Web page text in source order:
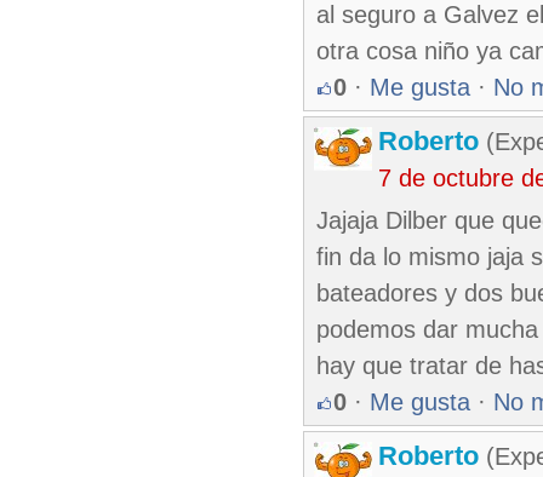
al seguro a Galvez
otra cosa niño ya
0 · Me gusta · No
Roberto
7 de octubre
Jajaja Dilber que
fin da lo mismo jaja
bateadores y dos
podemos dar
hay que tratar de
0 · Me gusta · No
Roberto